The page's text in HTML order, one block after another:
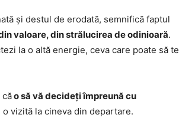
și destul de erodată, semnifică faptul
valoare, din strălucirea de odinioară.
la o altă energie, ceva care poate să te
căo să vă decideți împreună cu
vizită la cineva din departare.